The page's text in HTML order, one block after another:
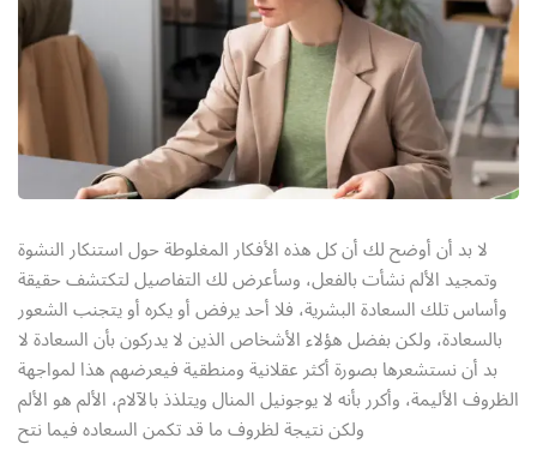
لا بد أن أوضح لك أن كل هذه الأفكار المغلوطة حول استنكار النشوة
وتمجيد الألم نشأت بالفعل، وسأعرض لك التفاصيل لتكتشف حقيقة
وأساس تلك السعادة البشرية، فلا أحد يرفض أو يكره أو يتجنب الشعور
بالسعادة، ولكن بفضل هؤلاء الأشخاص الذين لا يدركون بأن السعادة لا
بد أن نستشعرها بصورة أكثر عقلانية ومنطقية فيعرضهم هذا لمواجهة
الظروف الأليمة، وأكرر بأنه لا يوجونيل المنال ويتلذذ بالآلام، الألم هو الألم
ولكن نتيجة لظروف ما قد تكمن السعاده فيما نتح
Sign up
Already have an account?Sign in